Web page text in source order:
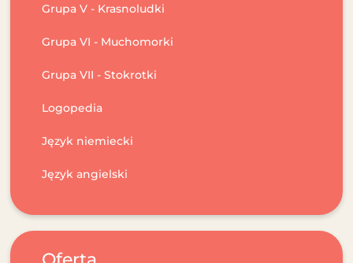
Grupa V - Krasnoludki
Grupa VI - Muchomorki
Grupa VII - Stokrotki
Logopedia
Język niemiecki
Język angielski